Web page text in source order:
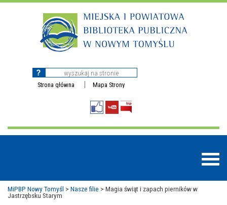
Strona główna Mapa Strony
MiPBP Nowy Tomyśl > Nasze filie > Magia świąt i zapach pierników w
Jastrzębsku Starym